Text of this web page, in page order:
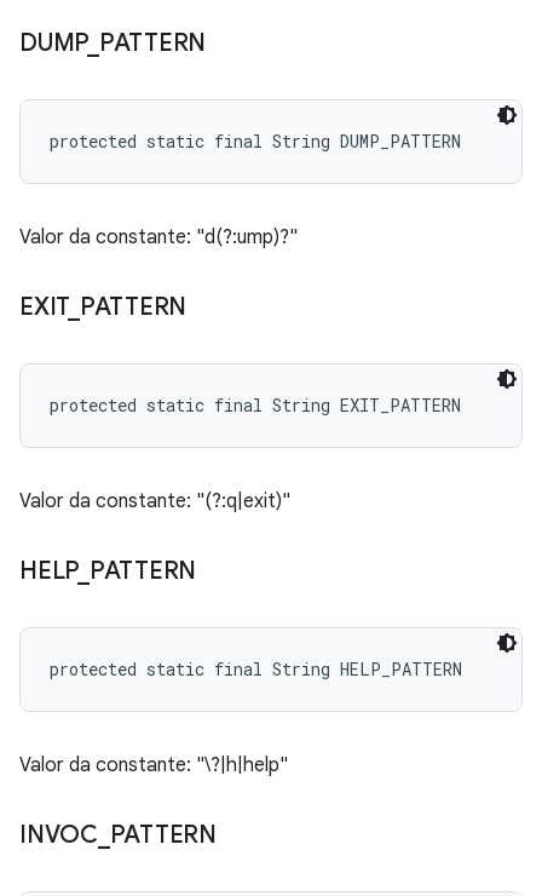
DUMP_ PATTERN
protected static final String DUMP_PATTERN
Valor da constante: "d(?:ump)?"
EXIT_ PATTERN
protected static final String EXIT_PATTERN
Valor da constante: "(?:q|exit)"
HELP_ PATTERN
protected static final String HELP_PATTERN
Valor da constante: "\?|h|help"
INVOC PATTERN